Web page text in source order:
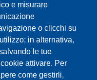
e misurare
o clicchi su
in alternativa,
le tue
attivare. Per
come gestirli,
Matematiche